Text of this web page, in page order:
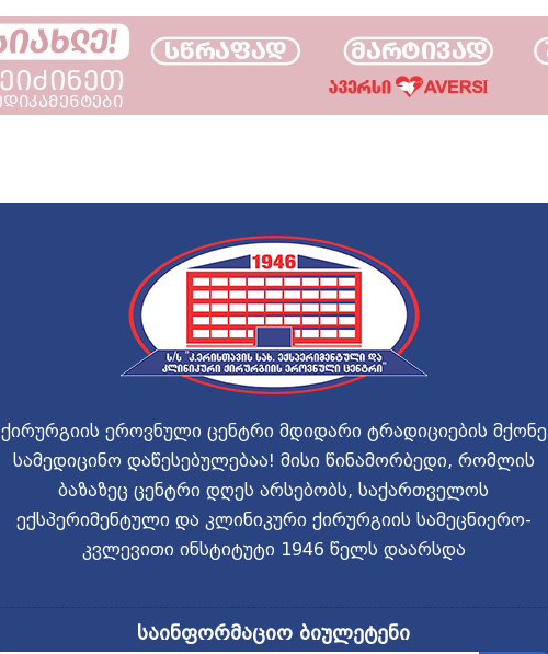
ქირურგიის ეროვნული ცენტრი მდიდარი ტრადიციების მქონე
სამედიცინო დაწესებულებაა! მისი წინამორბედი, რომლის
ბაზაზეც ცენტრი დღეს არსებობს, საქართველოს
ექსპერიმენტული და კლინიკური ქირურგიის სამეცნიერო-
კვლევითი ინსტიტუტი 1946 წელს დაარსდა
საინფორმაციო ბიულეტენი